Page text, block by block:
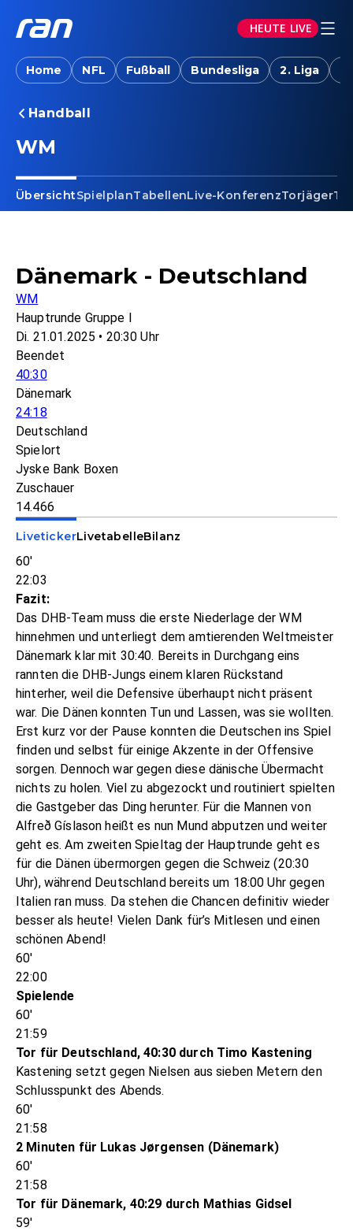
HEUTE LIVE
Home NFL Fußball Bundesliga 2. Liga
Handball
WM
ÜbersichtSpielplanTabellenLive-KonferenzTorjäger
Dänemark - Deutschland
WM
Hauptrunde Gruppe I
Di. 21.01.2025 • 20:30 Uhr
Beendet
40:30
Dänemark
24:18
Deutschland
Spielort
Jyske Bank Boxen
Zuschauer
14.466
LivetickerLivetabelleBilanz
60'
22:03
Fazit:
Das DHB-Team muss die erste Niederlage der WM
hinnehmen und unterliegt dem amtierenden Weltmeister
Dänemark klar mit 30:40. Bereits in Durchgang eins
rannten die DHB-Jungs einem klaren Rückstand
hinterher, weil die Defensive überhaupt nicht präsent
war. Die Dänen konnten Tun und Lassen, was sie wollten.
Erst kurz vor der Pause konnten die Deutschen ins Spiel
finden und selbst für einige Akzente in der Offensive
sorgen. Dennoch war gegen diese dänische Übermacht
nichts zu holen. Viel zu abgezockt und routiniert spielten
die Gastgeber das Ding herunter. Für die Mannen von
Alfreð Gíslason heißt es nun Mund abputzen und weiter
geht es. Am zweiten Spieltag der Hauptrunde geht es
für die Dänen übermorgen gegen die Schweiz (20:30
Uhr), während Deutschland bereits um 18:00 Uhr gegen
Italien ran muss. Da stehen die Chancen definitiv wieder
besser als heute! Vielen Dank für’s Mitlesen und einen
schönen Abend!
60'
22:00
Spielende
60'
21:59
Tor für Deutschland, 40:30 durch Timo Kastening
Kastening setzt gegen Nielsen aus sieben Metern den
Schlusspunkt des Abends.
60'
21:58
2 Minuten für Lukas Jørgensen (Dänemark)
60'
21:58
Tor für Dänemark, 40:29 durch Mathias Gidsel
59'